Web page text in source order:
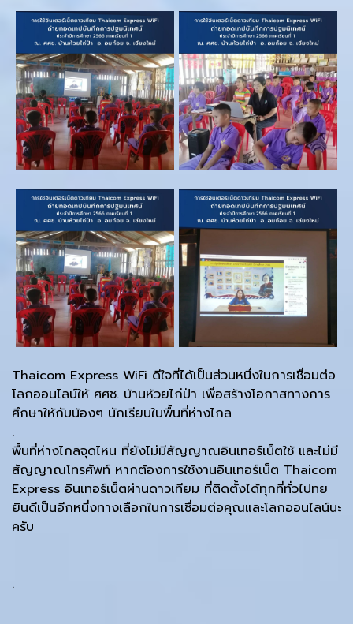
Thaicom Express WiFi ดีใจที่ได้เป็นส่วนหนึ่งในการเชื่อมต่อ
โลกออนไลน์ให้ ศศช. บ้านห้วยไก่ป่า เพื่อสร้างโอกาสทางการ
ศึกษาให้กับน้องๆ นักเรียนในพื้นที่ห่างไกล
.
พื้นที่ห่างไกลจุดไหน ที่ยังไม่มีสัญญาณอินเทอร์เน็ตใช้ และไม่มี
สัญญาณโทรศัพท์ หากต้องการใช้งานอินเทอร์เน็ต Thaicom
Express อินเทอร์เน็ตผ่านดาวเทียม ที่ติดตั้งได้ทุกที่ทั่วไปทย
ยินดีเป็นอีกหนึ่งทางเลือกในการเชื่อมต่อคุณและโลกออนไลน์นะ
ครับ
.